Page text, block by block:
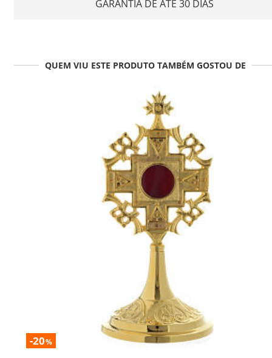
GARANTIA DE ATÉ 30 DIAS
QUEM VIU ESTE PRODUTO TAMBÉM GOSTOU DE
-20%